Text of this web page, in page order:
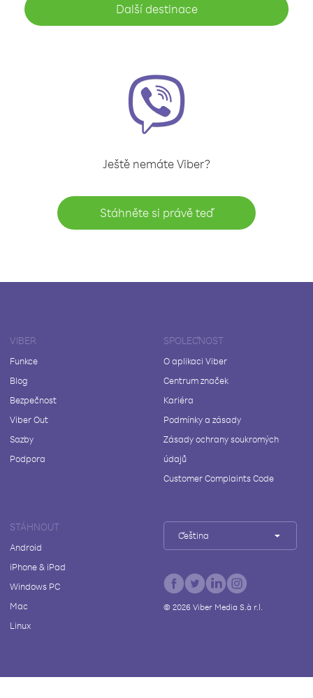
Další destinace
Ještě nemáte Viber?
Stáhněte si právě teď
VIBER
Funkce
Blog
Bezpečnost
Viber Out
Sazby
Podpora
SPOLEČNOST
O aplikaci Viber
Centrum značek
Kariéra
Podmínky a zásady
Zásady ochrany soukromých
údajů
Customer Complaints Code
STÁHNOUT
Android
iPhone & iPad
Windows PC
Mac
Linux
Čeština
© 2026Viber Media S.à r.l.